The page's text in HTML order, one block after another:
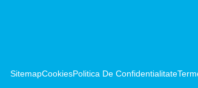
SitemapCookiesPolitica De Confidentialitate